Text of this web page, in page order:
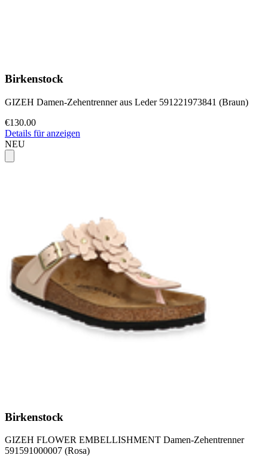
Birkenstock
GIZEH Damen-Zehentrenner aus Leder 591221973841 (Braun)
€130.00
Details für anzeigen
NEU
Birkenstock
GIZEH FLOWER EMBELLISHMENT Damen-Zehentrenner
591591000007 (Rosa)